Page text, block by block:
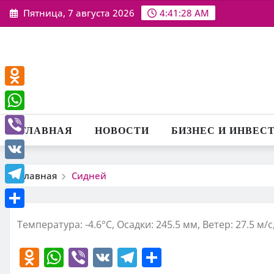
Перейти
к
Пятница, 7 августа 2026 4:41:29 AM
ГЛАВНАЯ НОВОСТИ БИЗНЕС И
Главная Сидней
Температура: -4.6°C, Осадки: 245.5 мм, Ветер: 27.5 м/
O W Vi V T
Odnoklassniki
WhatsApp
Viber
VK
Telegram
Отправить